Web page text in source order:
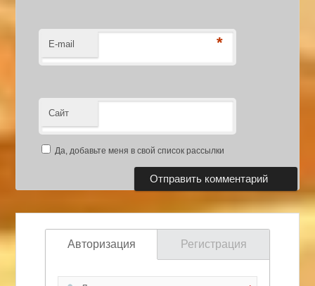
E-mail *
Сайт
Да, добавьте меня в свой список рассылки
Авторизация Регистрация